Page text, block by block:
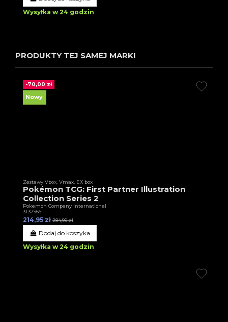
Wysyłka w 24 godzin
PRODUKTY TEJ SAMEJ MARKI
-70,00 zł
Nowy
Zestawy Vbox, Vmax, EX box
Pokémon TCG: First Partner Illustration
Collection Series 2
Pokemon Company International
3T37966
214,95 zł 284,99 zł
Dodaj do koszyka
Wysyłka w 24 godzin